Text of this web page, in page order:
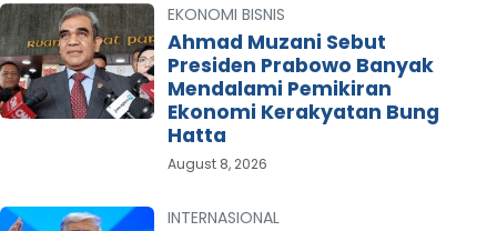
EKONOMI BISNIS
Ahmad Muzani Sebut
Presiden Prabowo Banyak
Mendalami Pemikiran
Ekonomi Kerakyatan Bung
Hatta
August 8, 2026
INTERNASIONAL